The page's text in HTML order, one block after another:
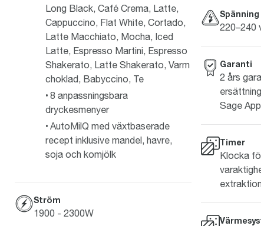
Long Black, Café Crema, Latte,
Cappuccino, Flat White, Cortado,
Latte Macchiato, Mocha, Iced
Latte, Espresso Martini, Espresso
Shakerato, Latte Shakerato, Varm
choklad, Babyccino, Te
8 anpassningsbara
dryckesmenyer
AutoMilQ med växtbaserade
recept inklusive mandel, havre,
soja och komjölk
Ström
1900 - 2300W
Spänning
220–240
Garanti
2 års
Sage
Timer
Klocka